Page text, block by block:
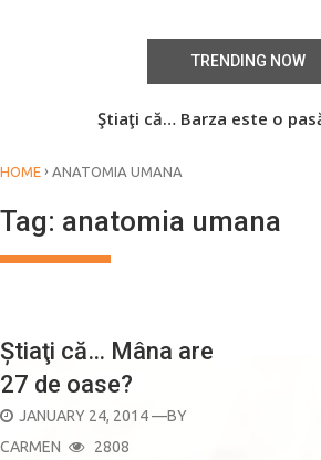
TRENDING NOW
Ştiaţi că… Barza este o
HOME › ANATOMIA UMANA
Tag: anatomia umana
Știaţi că… Mâna are
27 de oase?
POSTED
ON
JANUARY 24, 2014—BY
CARMEN
2808